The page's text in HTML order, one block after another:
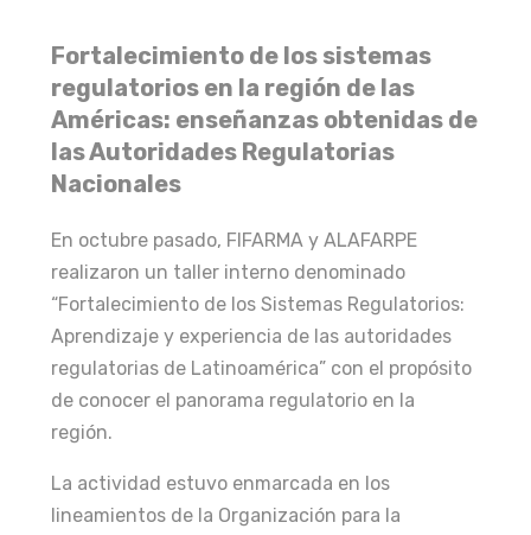
Fortalecimiento de los sistemas
regulatorios en la región de las
Américas: enseñanzas obtenidas de
las Autoridades Regulatorias
Nacionales
En octubre pasado, FIFARMA y ALAFARPE
realizaron un taller interno denominado
“Fortalecimiento de los Sistemas Regulatorios:
Aprendizaje y experiencia de las autoridades
regulatorias de Latinoamérica” con el propósito
de conocer el panorama regulatorio en la
región.
La actividad estuvo enmarcada en los
lineamientos de la Organización para la